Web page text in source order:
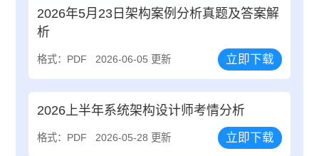
2026年5月23日架构案例分析真题及答案解
析
格式：PDF 2026-06-05 更新 立即下载
2026上半年系统架构设计师考情分析
格式：PDF 2026-05-28 更新 立即下载